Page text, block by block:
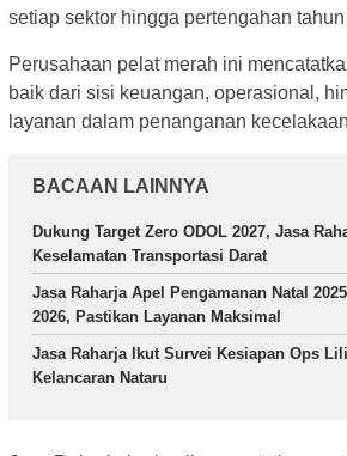
setiap sektor hingga pertengahan
Perusahaan pelat merah ini
baik dari sisi keuangan, operasional,
layanan dalam penanganan
BACAAN LAINNYA
Dukung Target Zero ODOL 2027, Jasa
Keselamatan Transportasi Darat
Jasa Raharja Apel Pengamanan Natal
2026, Pastikan Layanan Maksimal
Jasa Raharja Ikut Survei Kesiapan Ops
Kelancaran Nataru